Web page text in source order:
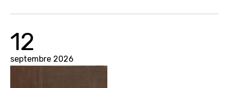
12
septembre 2026